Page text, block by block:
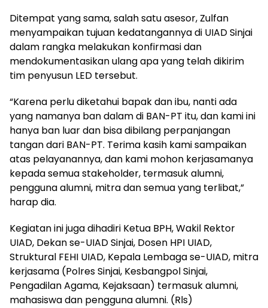
Ditempat yang sama, salah satu asesor, Zulfan
menyampaikan tujuan kedatangannya di UIAD Sinjai
dalam rangka melakukan konfirmasi dan
mendokumentasikan ulang apa yang telah dikirim
tim penyusun LED tersebut.
“Karena perlu diketahui bapak dan ibu, nanti ada
yang namanya ban dalam di BAN-PT itu, dan kami ini
hanya ban luar dan bisa dibilang perpanjangan
tangan dari BAN-PT. Terima kasih kami sampaikan
atas pelayanannya, dan kami mohon kerjasamanya
kepada semua stakeholder, termasuk alumni,
pengguna alumni, mitra dan semua yang terlibat,”
harap dia.
Kegiatan ini juga dihadiri Ketua BPH, Wakil Rektor
UIAD, Dekan se-UIAD Sinjai, Dosen HPI UIAD,
Struktural FEHI UIAD, Kepala Lembaga se-UIAD, mitra
kerjasama (Polres Sinjai, Kesbangpol Sinjai,
Pengadilan Agama, Kejaksaan) termasuk alumni,
mahasiswa dan pengguna alumni. (Rls)